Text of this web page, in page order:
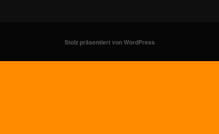
Stolz präsentiert von WordPress